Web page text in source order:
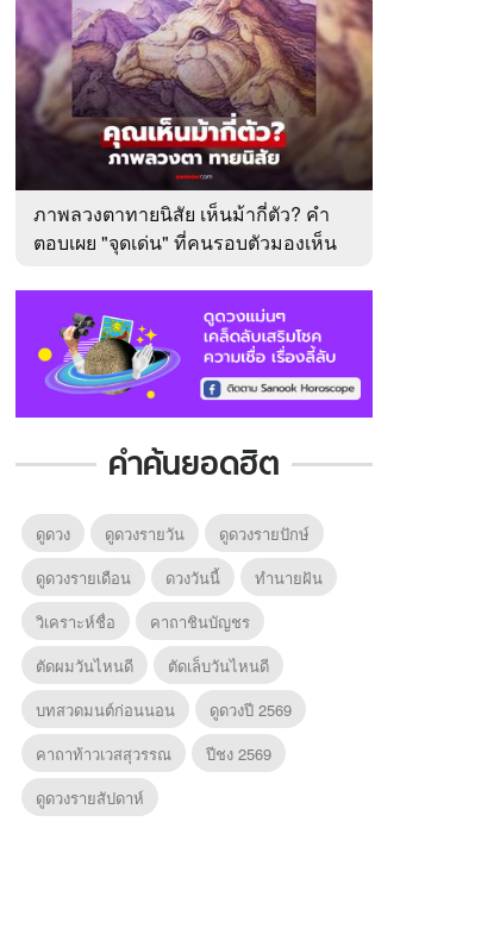
ภาพลวงตาทายนิสัย เห็นม้ากี่ตัว? คำ
ตอบเผย "จุดเด่น" ที่คนรอบตัวมองเห็น
คำค้นยอดฮิต
ดูดวง ดูดวงรายวัน
ดูดวงรายปักษ์
ดูดวงรายเดือน
ดวงวันนี้
ทํานายฝัน
วิเคราะห์ชื่อ
คาถาชินบัญชร
ตัดผมวันไหนดี
ตัดเล็บวันไหนดี
บทสวดมนต์ก่อนนอน
ดูดวงปี 2569
คาถาท้าวเวสสุวรรณ
ปีชง 2569
ดูดวงรายสัปดาห์